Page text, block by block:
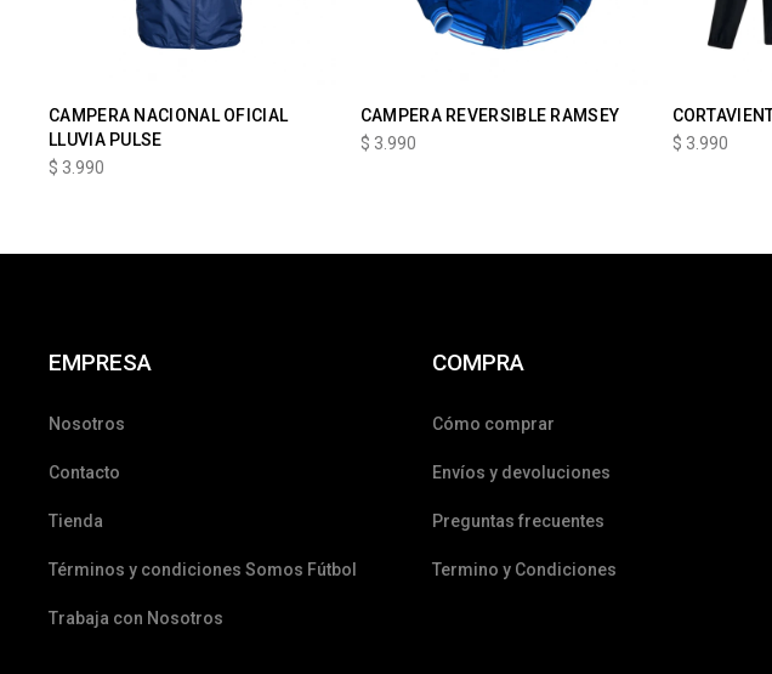
CAMPERA NACIONAL OFICIAL
LLUVIA PULSE
$ 3.990
CAMPERA REVERSIBLE RAMSEY
$ 3.990
$ 3.990
EMPRESA
Nosotros
Contacto
Tienda
Términos y condiciones Somos Fútbol
Trabaja con Nosotros
COMPRA
Cómo comprar
Envíos y devoluciones
Preguntas frecuentes
Termino y Condiciones